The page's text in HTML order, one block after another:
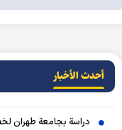
أحدث الأخبار
دراسة بجامعة طهران